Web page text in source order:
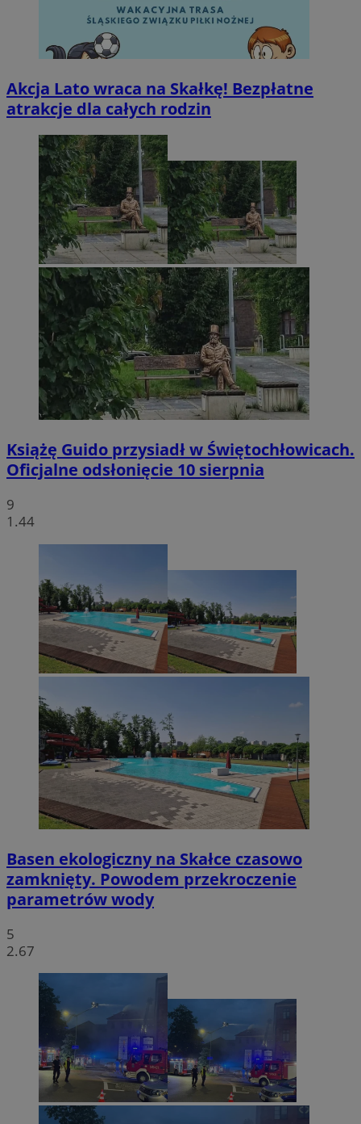
Akcja Lato wraca na Skałkę! Bezpłatne
atrakcje dla całych rodzin
Książę Guido przysiadł w Świętochłowicach.
Oficjalne odsłonięcie 10 sierpnia
9
1.44
Basen ekologiczny na Skałce czasowo
zamknięty. Powodem przekroczenie
parametrów wody
5
2.67